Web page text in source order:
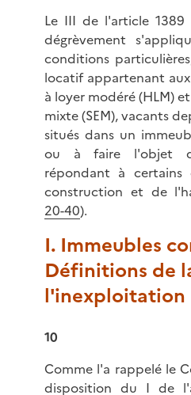
Le III de l'article
dégrèvement
conditions
locatif appartenant
à loyer modéré (HLM)
mixte (SEM), vacants
situés dans un
ou à faire l'objet
répondant à
construction et de
20-40).
I. Immeubles
Définitions de
l'inexploitation
10
Comme l'a rappelé le
disposition du I de l'